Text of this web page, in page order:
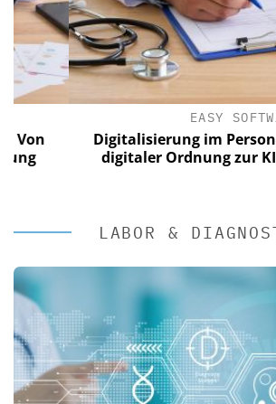
EASY SOFTWARE
Digitalisierung im
digitaler Ordnung zur KI-
LABOR &